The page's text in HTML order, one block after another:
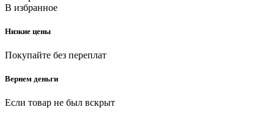
В избранное
Низкие цены
Покупайте без переплат
Вернем деньги
Если товар не был вскрыт